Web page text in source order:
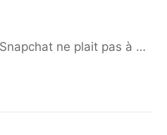
ne plait pas à …